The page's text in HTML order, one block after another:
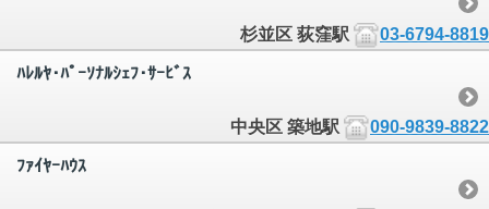
杉並区 荻窪駅 03-6794-8819
ﾊﾚﾙﾔ･ﾊﾟｰｿﾅﾙｼｪﾌ･ｻｰﾋﾞｽ
中央区 築地駅 090-9839-8822
ﾌｧｲﾔｰﾊｳｽ